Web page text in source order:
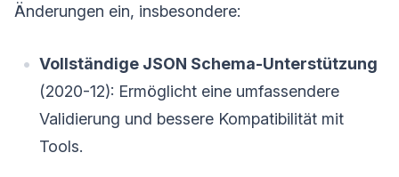
Änderungen ein, insbesondere:
Vollständige JSON Schema-Unterstützung
(2020-12): Ermöglicht eine umfassendere
Validierung und bessere Kompatibilität mit
Tools.